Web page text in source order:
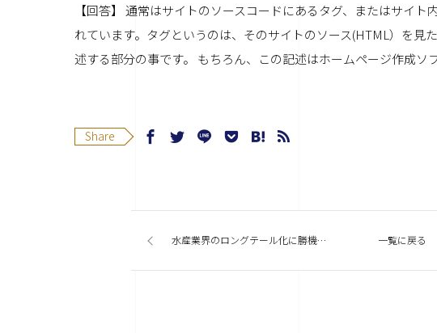
【回答】 通常はサイトのソースコードにあるタグ、またはサイ
れています。タグというのは、そのサイトのソース(HTML）を見
述する部分の事です。 もちろん、この記述はホームページ作成ソ
Share
水産業界のロングテール化に勝機を見た！ 一覧に戻る